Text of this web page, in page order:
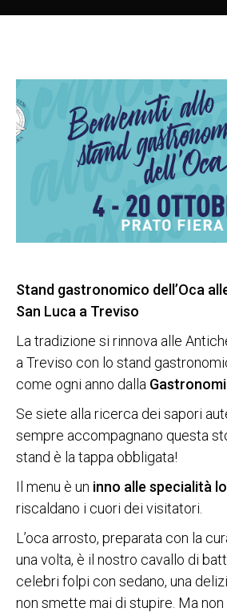
Stand gastronomico dell’Oca
San Luca a Treviso
La tradizione si rinnova alle
a Treviso con lo stand
come ogni anno dalla
Se siete alla ricerca dei sapori
sempre accompagnano questa
stand è la tappa obbligata!
Il menu è un inno alle specialità
riscaldano i cuori dei visitatori.
L’oca arrosto, preparata con la
una volta, è il nostro cavallo di
celebri folpi con sedano, una
non smette mai di stupire. Ma